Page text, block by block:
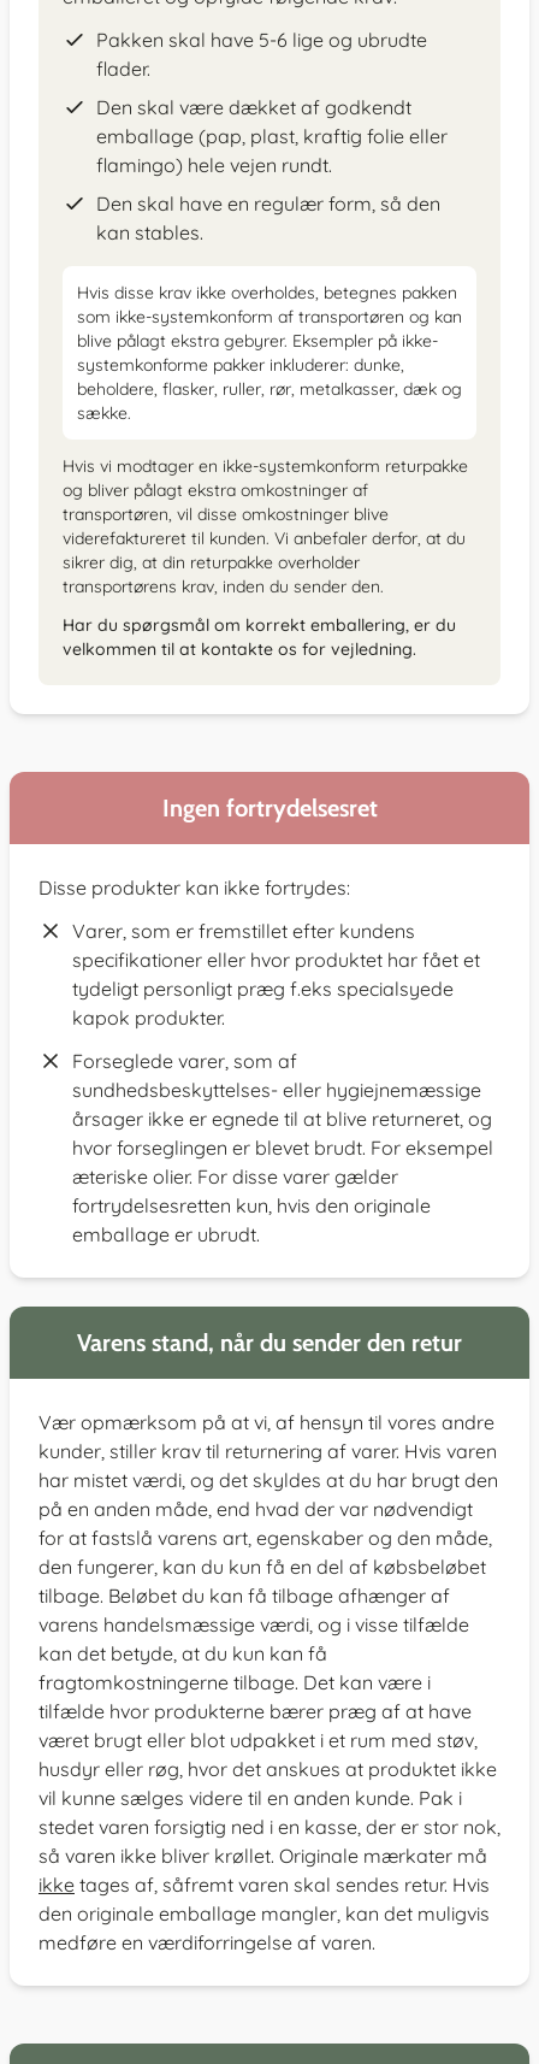
Pakken skal have 5-6 lige og ubrudte
flader.
Den skal være dækket af godkendt
emballage (pap, plast, kraftig folie eller
flamingo) hele vejen rundt.
Den skal have en regulær form, så den
kan stables.
Hvis disse krav ikke overholdes, betegnes pakken
som ikke-systemkonform af transportøren og kan
blive pålagt ekstra gebyrer. Eksempler på ikke-
systemkonforme pakker inkluderer: dunke,
beholdere, flasker, ruller, rør, metalkasser, dæk og
sække.
Hvis vi modtager en ikke-systemkonform returpakke
og bliver pålagt ekstra omkostninger af
transportøren, vil disse omkostninger blive
viderefaktureret til kunden. Vi anbefaler derfor, at du
sikrer dig, at din returpakke overholder
transportørens krav, inden du sender den.
Har du spørgsmål om korrekt emballering, er du
velkommen til at kontakte os for vejledning.
Ingen fortrydelsesret
Disse produkter kan ikke fortrydes:
Varer, som er fremstillet efter kundens
specifikationer eller hvor produktet har fået et
tydeligt personligt præg f.eks specialsyede
kapok produkter.
Forseglede varer, som af
sundhedsbeskyttelses- eller hygiejnemæssige
årsager ikke er egnede til at blive returneret, og
hvor forseglingen er blevet brudt. For eksempel
æteriske olier. For disse varer gælder
fortrydelsesretten kun, hvis den originale
emballage er ubrudt.
Varens stand, når du sender den retur
Vær opmærksom på at vi, af hensyn til vores andre
kunder, stiller krav til returnering af varer. Hvis varen
har mistet værdi, og det skyldes at du har brugt den
på en anden måde, end hvad der var nødvendigt
for at fastslå varens art, egenskaber og den måde,
den fungerer, kan du kun få en del af købsbeløbet
tilbage. Beløbet du kan få tilbage afhænger af
varens handelsmæssige værdi, og i visse tilfælde
kan det betyde, at du kun kan få
fragtomkostningerne tilbage. Det kan være i
tilfælde hvor produkterne bærer præg af at have
været brugt eller blot udpakket i et rum med støv,
husdyr eller røg, hvor det anskues at produktet ikke
vil kunne sælges videre til en anden kunde. Pak i
stedet varen forsigtig ned i en kasse, der er stor nok,
så varen ikke bliver krøllet. Originale mærkater må
ikke tages af, såfremt varen skal sendes retur. Hvis
den originale emballage mangler, kan det muligvis
medføre en værdiforringelse af varen.